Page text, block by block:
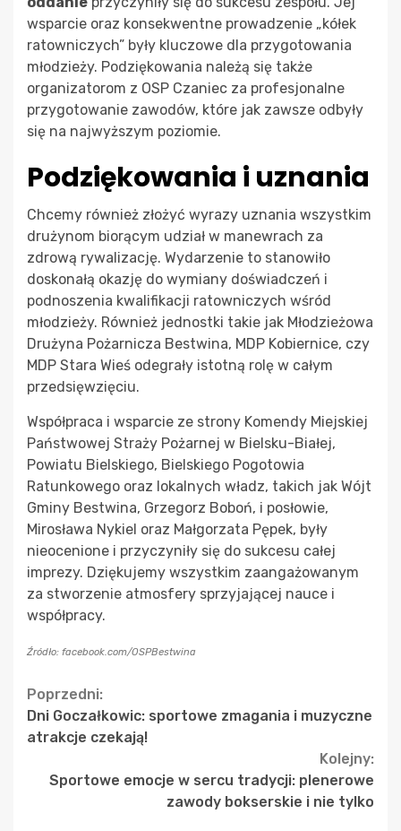
wsparcie oraz konsekwentne prowadzenie „kółek
ratowniczych” były kluczowe dla przygotowania
młodzieży. Podziękowania należą się także
organizatorom z OSP Czaniec za profesjonalne
przygotowanie zawodów, które jak zawsze odbyły
się na najwyższym poziomie.
Podziękowania i uznania
Chcemy również złożyć wyrazy uznania wszystkim
drużynom biorącym udział w manewrach za
zdrową rywalizację. Wydarzenie to stanowiło
doskonałą okazję do wymiany doświadczeń i
podnoszenia kwalifikacji ratowniczych wśród
młodzieży. Również jednostki takie jak Młodzieżowa
Drużyna Pożarnicza Bestwina, MDP Kobiernice, czy
MDP Stara Wieś odegrały istotną rolę w całym
przedsięwzięciu.
Współpraca i wsparcie ze strony Komendy Miejskiej
Państwowej Straży Pożarnej w Bielsku-Białej,
Powiatu Bielskiego, Bielskiego Pogotowia
Ratunkowego oraz lokalnych władz, takich jak Wójt
Gminy Bestwina, Grzegorz Boboń, i posłowie,
Mirosława Nykiel oraz Małgorzata Pępek, były
nieocenione i przyczyniły się do sukcesu całej
imprezy. Dziękujemy wszystkim zaangażowanym
za stworzenie atmosfery sprzyjającej nauce i
współpracy.
Źródło: facebook.com/OSPBestwina
Continue
Reading
Poprzedni:
Dni Goczałkowic: sportowe zmagania i muzyczne
atrakcje czekają!
Kolejny:
Sportowe emocje w sercu tradycji: plenerowe
zawody bokserskie i nie tylko